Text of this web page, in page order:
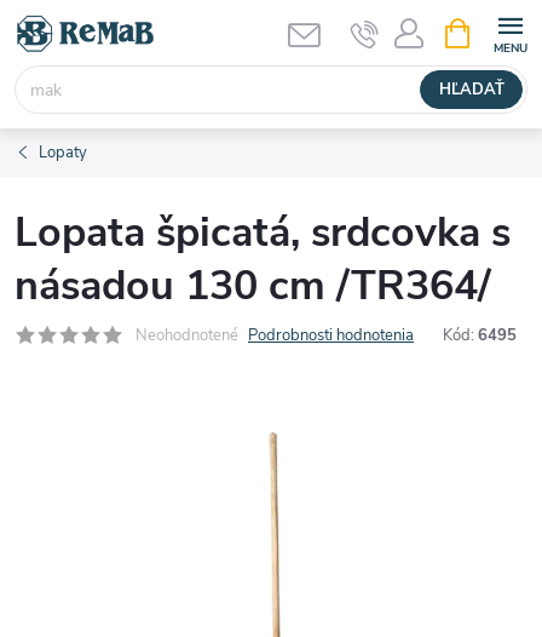
Prejsť
obsah
HĽADAŤ
KOŠÍK
Lopaty
Lopata špicatá, srdcovka s
násadou 130 cm /TR364/
Neohodnotené Podrobnosti hodnotenia Kód: 6495